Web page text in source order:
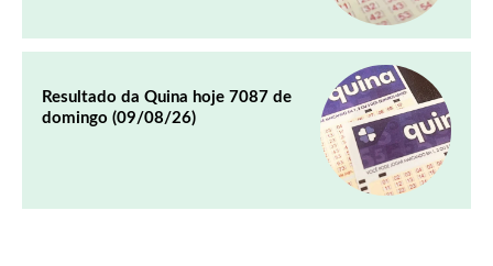
Resultado da Quina hoje 7087 de
domingo (09/08/26)